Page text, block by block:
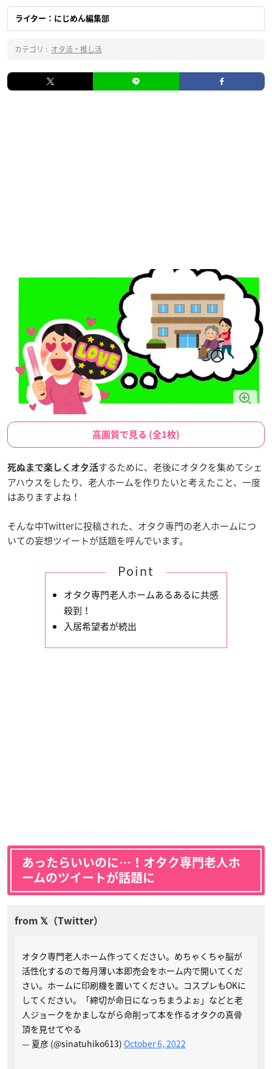
ライター：にじめん編集部
カテゴリ : オタ活・推し活
高画質で見る (全1枚)
死ぬまで楽しくオタ活するために、老後にオタクを集めてシェ
アハウスをしたり、老人ホームを作りたいと考えたこと、一度
はありますよね！
そんな中Twitterに投稿された、オタク専門の老人ホームにつ
いての妄想ツイートが話題を呼んでいます。
Point
オタク専門老人ホームあるあるに共感
殺到！
入居希望者が続出
あったらいいのに…！オタク専門老人ホ
ームのツイートが話題に
オタク専門老人ホーム作ってください。めちゃくちゃ脳が
活性化するので毎月薄い本即売会をホーム内で開いてくだ
さい。ホームに印刷機を置いてください。コスプレもOKに
してください。「締切が命日になっちまうよぉ」などと老
人ジョークをかましながら命削って本を作るオタクの真骨
頂を見せてやる
— 夏彦 (@sinatuhiko613) October 6, 2022